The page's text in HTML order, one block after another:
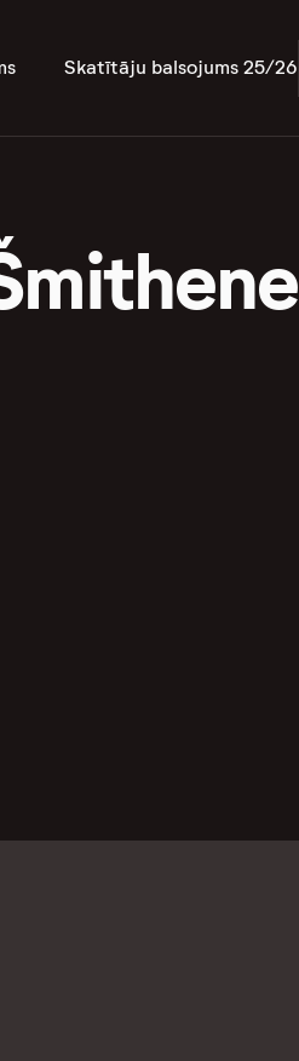
Skatītāju balsojums 25/26